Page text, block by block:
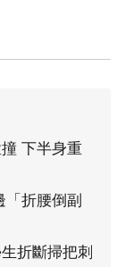
下半身重
折腰倒副
折斷掃把刺